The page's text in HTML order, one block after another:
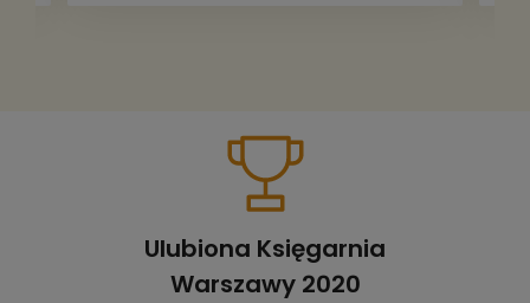
Ulubiona Księgarnia
Warszawy 2020